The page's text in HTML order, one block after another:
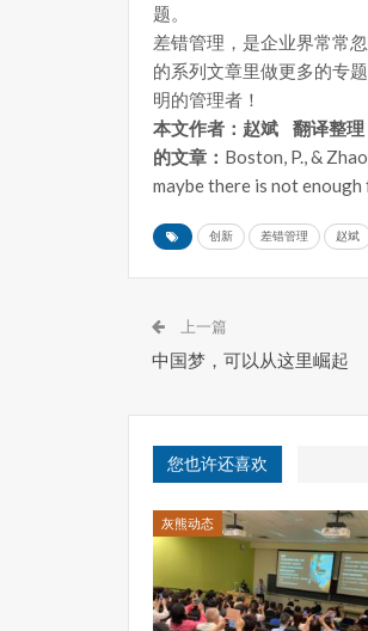
题。
差错管理，是企业界常常
的系列文章里做更多的专
明的管理者！
本文作者：赵斌 翻译整
的文章： Boston, P., &
maybe there is not
创新 差错管理 赵斌
上一篇
中国梦，可以从这里崛起
您也许还喜欢
灰熊动态